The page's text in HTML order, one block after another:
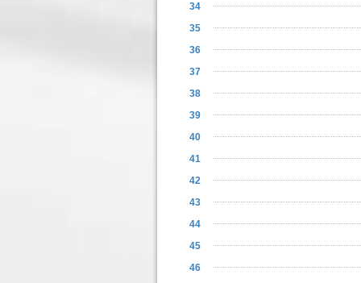
34
35
36
37
38
39
40
41
42
43
44
45
46